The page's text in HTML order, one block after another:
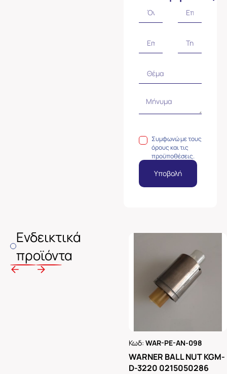
Συμφωνώ με τους
όρους και τις
προϋποθέσεις.
Υποβολή
Ενδεικτικά
προϊόντα
Κωδ:WAR-PE-AN-098
WARNER BALL NUT KGM-
D-3220 0215050286